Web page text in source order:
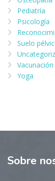
Pediatría
Psicología
Suelo
Vacunación
Yoga
Sobre